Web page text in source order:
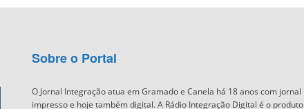
Sobre o Portal
O Jornal Integração atua em Gramado e Canela há 18 anos com jornal
impresso e hoje também digital. A Rádio Integração Digital é o produto